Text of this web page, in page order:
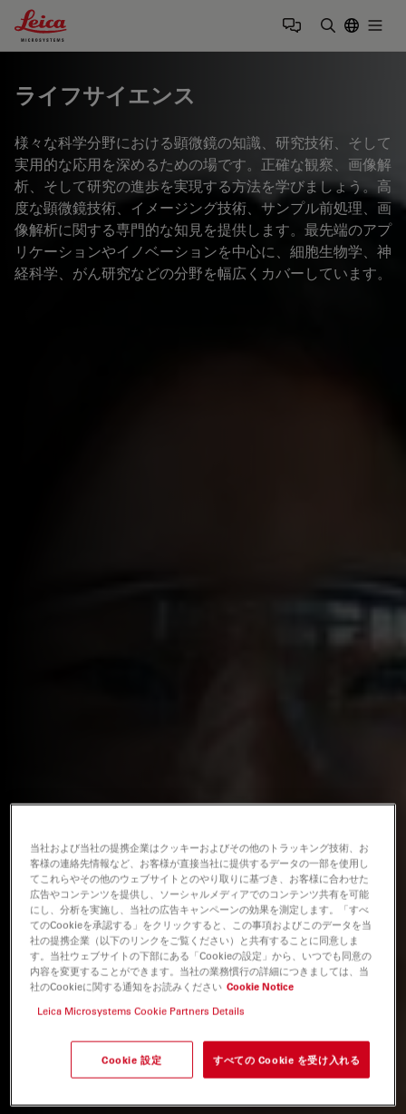
Leica Microsystems Logo
ライフサイエンス
様々な科学分野における顕微鏡の知識、研究技術、そして
実用的な応用を深めるための場です。正確な観察、画像解
析、そして研究の進歩を実現する方法を学びましょう。高
度な顕微鏡技術、イメージング技術、サンプル前処理、画
像解析に関する専門的な知見を提供します。最先端のアプ
リケーションやイノベーションを中心に、細胞生物学、神
経科学、がん研究などの分野を幅広くカバーしています。
当社および当社の提携企業はクッキーおよびその他のトラッキング技術、お
客様の連絡先情報など、お客様が直接当社に提供するデータの一部を使用し
てこれらやその他のウェブサイトとのやり取りに基づき、お客様に合わせた
広告やコンテンツを提供し、ソーシャルメディアでのコンテンツ共有を可能
にし、分析を実施し、当社の広告キャンペーンの効果を測定します。「すべ
てのCookieを承認する」をクリックすると、この事項およびこのデータを当
社の提携企業（以下のリンクをご覧ください）と共有することに同意しま
す。当社ウェブサイトの下部にある「Cookieの設定」から、いつでも同意の
内容を変更することができます。当社の業務慣行の詳細につきましては、当
社のCookieに関する通知をお読みください Cookie Notice
Leica Microsystems Cookie Partners Details
Cookie 設定 すべての Cookie を受け入れる